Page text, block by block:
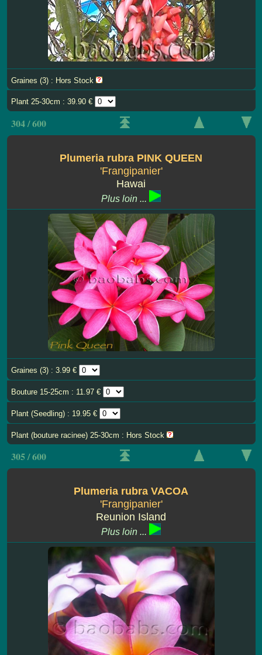
Graines (3) : Hors Stock
Plant 25-30cm : 39.90 €
304 / 600
Plumeria rubra PINK QUEEN
'Frangipanier'
Hawai
Plus loin ...
Graines (3) : 3.99 €
Bouture 15-25cm : 11.97 €
Plant (Seedling) : 19.95 €
Plant (bouture racinee) 25-30cm : Hors Stock
305 / 600
Plumeria rubra VACOA
'Frangipanier'
Reunion Island
Plus loin ...